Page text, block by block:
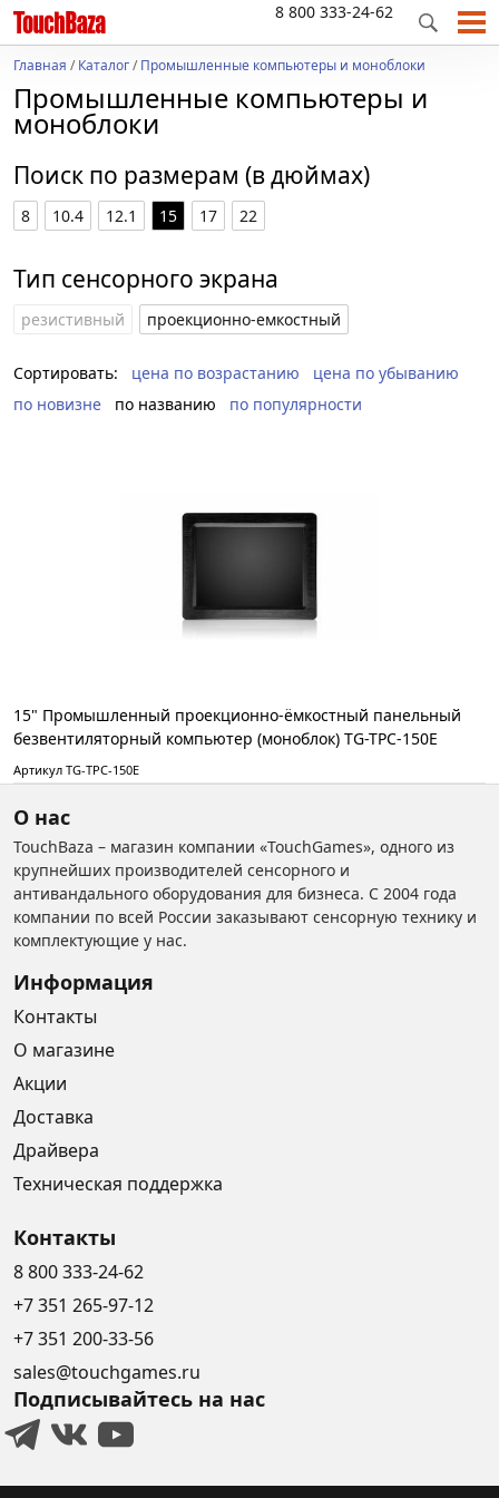
8 800 333-24-62
Главная /Каталог/Промышленные компьютеры и моноблоки
Промышленные компьютеры и
моноблоки
Поиск по размерам (в дюймах)
8 10.4 12.1 15 17 22
Тип сенсорного экрана
резистивный проекционно-емкостный
Сортировать: цена по возрастанию
цена по убыванию
по новизне
по названию по популярности
15" Промышленный проекционно-ёмкостный панельный
безвентиляторный компьютер (моноблок) TG-TPC-150E
Артикул TG-TPC-150E
О нас
TouchBaza – магазин компании «TouchGames», одного из
крупнейших производителей сенсорного и
антивандального оборудования для бизнеса. С 2004 года
компании по всей России заказывают сенсорную технику и
комплектующие у нас.
Информация
Контакты
О магазине
Акции
Доставка
Драйвера
Техническая поддержка
Контакты
8 800 333-24-62
+7 351 265-97-12
+7 351 200-33-56
sales@touchgames.ru
Подписывайтесь на нас